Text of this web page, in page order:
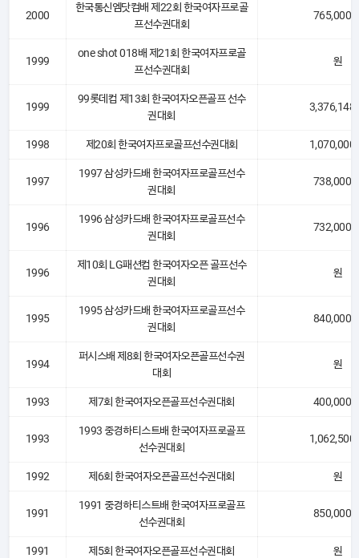
2000
한국통신엠닷컴배 제22회 한국여자프로골
프선수권대회
765,000
1999
one shot 018배 제21회 한국여자프로골
프선수권대회
원
1999
99롯데컵 제13회 한국여자오픈골프 선수
권대회
3,376,148
1998 제20회 한국여자프로골프선수권대회 1,070,000
1997
1997 삼성카드배 한국여자프로골프선수
권대회
738,000
1996
1996 삼성카드배 한국여자프로골프선수
권대회
732,000
1996
제10회 LG패션컵 한국여자오픈 골프선수
권대회
원
1995
1995 삼성카드배 한국여자프로골프선수
권대회
840,000
1994
퍼시스배 제8회 한국여자오픈골프선수권
대회
원
1993 제7회 한국여자오픈골프선수권대회 400,000
1993
1993 중경하티스트배 한국여자프로골프
선수권대회
1,062,500
1992 제6회 한국여자오픈골프선수권대회 원
1991
1991 중경하티스트배 한국여자프로골프
선수권대회
850,000
1991 제5회 한국여자오픈골프선수권대회 원